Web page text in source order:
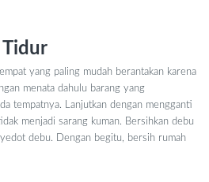
Tidur
yang paling mudah berantakan karena
menata dahulu barang yang
tempatnya. Lanjutkan dengan mengganti
menjadi sarang kuman. Bersihkan debu
debu. Dengan begitu, bersih rumah